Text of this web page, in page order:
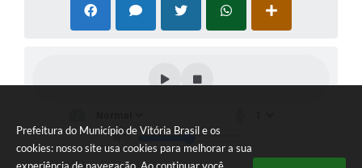
Prefeitura do Município de Vitória Brasil e os
cookies: nosso site usa cookies para melhorar a sua